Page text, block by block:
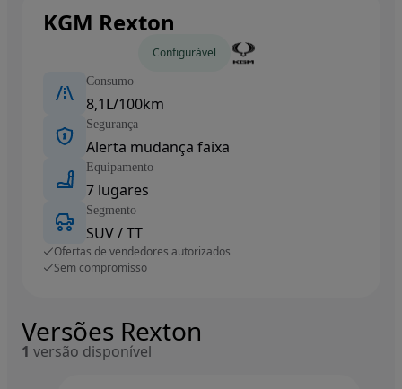
KGM Rexton
Configurável
Consumo
8,1L/100km
Segurança
Alerta mudança faixa
Equipamento
7 lugares
Segmento
SUV / TT
Ofertas de vendedores autorizados
Sem compromisso
Versões Rexton
1 versão disponível